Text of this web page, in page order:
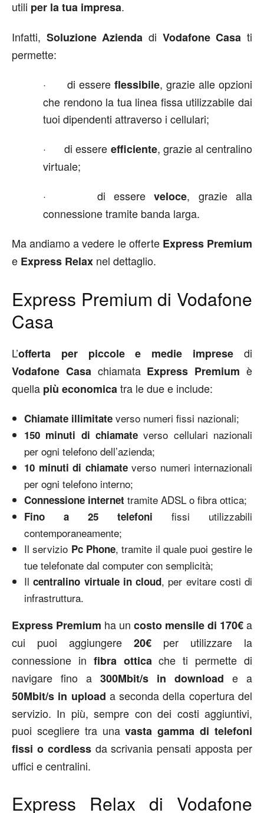
utili per la tua impresa.
Infatti, Soluzione Azienda di Vodafone Casa ti
permette:
· di essereflessibile, grazie alle opzioni
che rendono la tua linea fissa utilizzabile dai
tuoi dipendenti attraverso i cellulari;
· di essere efficiente, grazie al centralino
virtuale;
· di essereveloce, grazie alla
connessione tramite banda larga.
Ma andiamo a vedere le offerte Express Premium
e Express Relax nel dettaglio.
Express Premium di Vodafone
Casa
L’offerta per piccole e medie imprese di
Vodafone Casa chiamata Express Premium è
quella più economicatra le due e include:
Chiamate illimitate verso numeri fissi nazionali;
150 minuti di chiamate verso cellulari nazionali
per ogni telefono dell’azienda;
10 minuti di chiamateverso numeri internazionali
per ogni telefono interno;
Connessione internet tramite ADSL o fibra ottica;
Fino a 25 telefoni fissi utilizzabili
contemporaneamente;
Il servizio Pc Phone, tramite il quale puoi gestire le
tue telefonate dal computer con semplicità;
Ilcentralino virtuale in cloud, per evitare costi di
infrastruttura.
Express Premium ha un costo mensile di 170€a
cui puoi aggiungere 20€ per utilizzare la
connessione in fibra ottica che ti permette di
navigare fino a 300Mbit/s in download e a
50Mbit/s in upload a seconda della copertura del
servizio. In più, sempre con dei costi aggiuntivi,
puoi scegliere tra unavasta gamma di telefoni
fissi o cordless da scrivania pensati apposta per
uffici e centralini.
Express Relax di Vodafone